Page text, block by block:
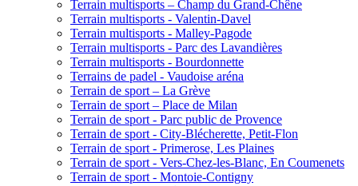
Terrain multisports – Champ du Grand-Chêne
Terrain multisports - Valentin-Davel
Terrain multisports - Malley-Pagode
Terrain multisports - Parc des Lavandières
Terrain multisports - Bourdonnette
Terrains de padel - Vaudoise aréna
Terrain de sport – La Grève
Terrain de sport – Place de Milan
Terrain de sport - Parc public de Provence
Terrain de sport - City-Blécherette, Petit-Flon
Terrain de sport - Primerose, Les Plaines
Terrain de sport - Vers-Chez-les-Blanc, En Coumenets
Terrain de sport - Montoie-Contigny